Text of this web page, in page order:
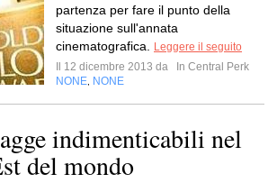
partenza per fare il punto della
situazione sull'annata
cinematografica.
Leggere il seguito
Il 12 dicembre 2013 da
In Central Perk
NONE NONE
indimenticabili nel
del mondo